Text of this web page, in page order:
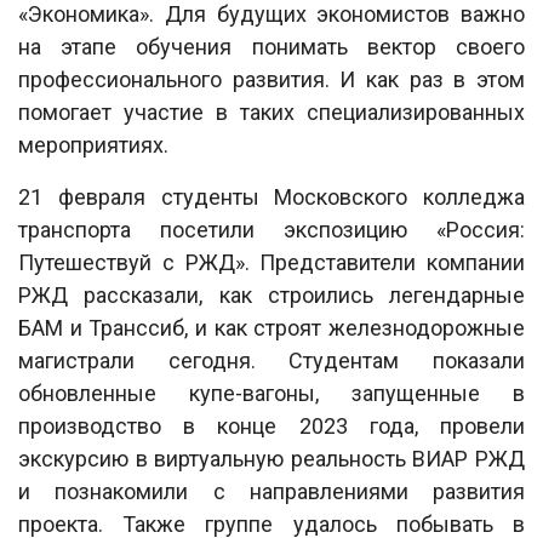
«Экономика». Для будущих экономистов важно
на этапе обучения понимать вектор своего
профессионального развития. И как раз в этом
помогает участие в таких специализированных
мероприятиях.
21 февраля студенты Московского колледжа
транспорта посетили экспозицию «Россия:
Путешествуй с РЖД». Представители компании
РЖД рассказали, как строились легендарные
БАМ и Транссиб, и как строят железнодорожные
магистрали сегодня. Студентам показали
обновленные купе-вагоны, запущенные в
производство в конце 2023 года, провели
экскурсию в виртуальную реальность ВИАР РЖД
и познакомили с направлениями развития
проекта. Также группе удалось побывать в